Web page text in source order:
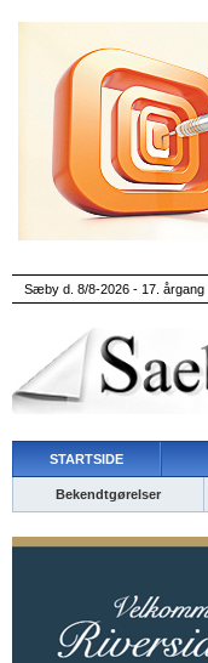
Sæby d. 8/8-2026 - 17. årgang
STARTSIDE
Bekendtgørelser